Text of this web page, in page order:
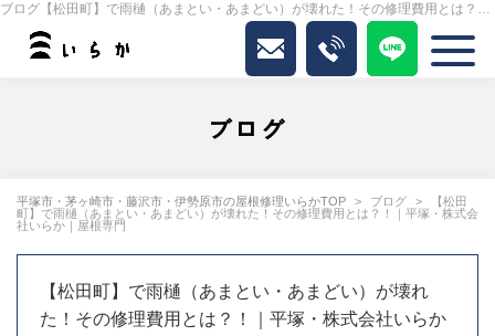
ブログ【松田町】で雨樋（あまとい・あまどい）が壊れた！その修理費用とは？！｜平塚・株式会社いらか｜屋根専門｜いらか
ブログ
平塚市・茅ヶ崎市・藤沢市・伊勢原市の屋根修理いらかTOP ブログ
【松田
町】で雨樋（あまとい・あまどい）が壊れた！その修理費用とは？！｜平塚・株式会
社いらか｜屋根専門
【松田町】で雨樋（あまとい・あまどい）が壊れ
た！その修理費用とは？！｜平塚・株式会社いらか